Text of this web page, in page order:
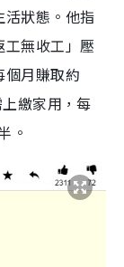
狀態。他指
無收工」壓
個月賺取約
繳家用，每
。